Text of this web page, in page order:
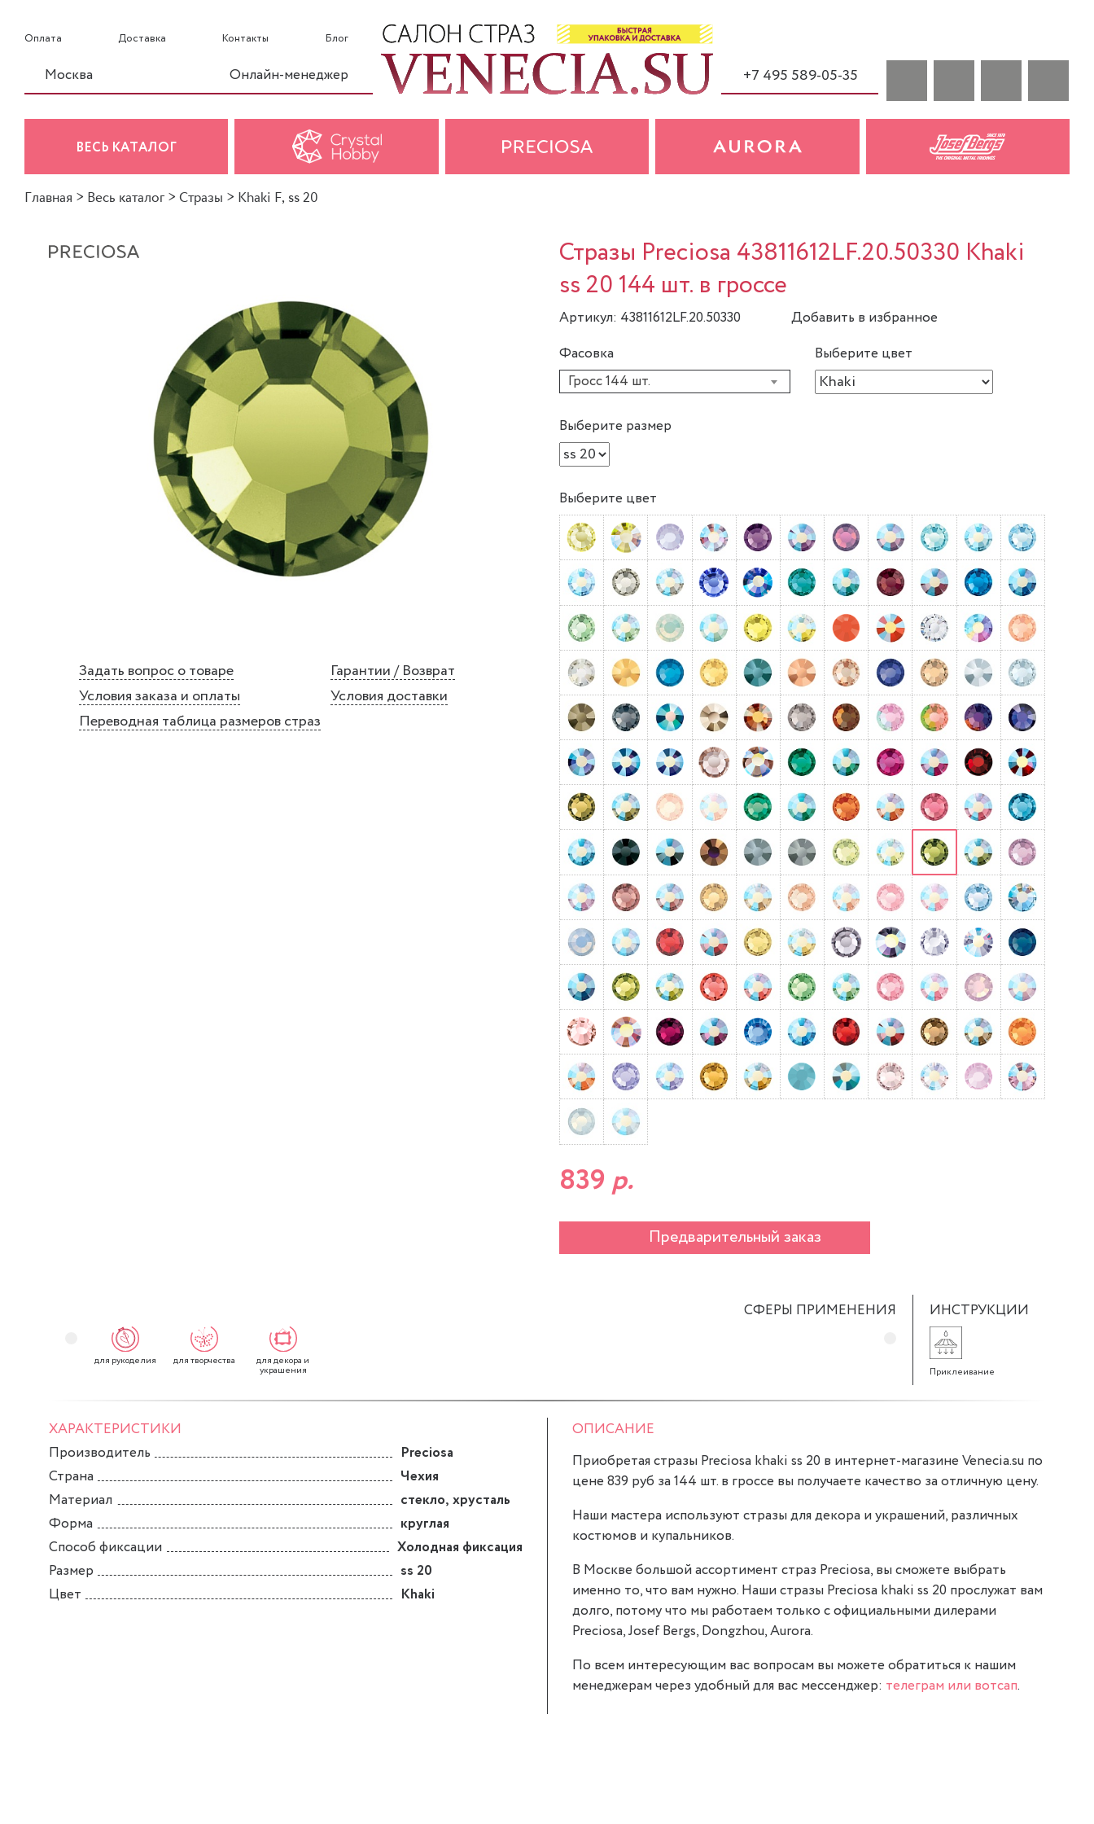
Оплата Доставка Контакты Блог
Москва Онлайн-менеджер +7 495 589-05-35
ВЕСЬ КАТАЛОГ
Главная > Весь каталог > Стразы > Khaki F, ss 20
Задать вопрос о товаре
Гарантии / Возврат
Условия заказа и оплаты
Условия доставки
Переводная таблица размеров страз
Стразы Preciosa 43811612LF.20.50330 Khaki
ss 20 144 шт. в гроссе
Артикул: 43811612LF.20.50330
Добавить в избранное
Фасовка
Гросс 144 шт.
Выберите цвет
Выберите размер
Выберите цвет
839 р.
Предварительный заказ
СФЕРЫ ПРИМЕНЕНИЯ
для рукоделия для творчества для декора и
украшения
ИНСТРУКЦИИ
Приклеивание
ХАРАКТЕРИСТИКИ
Производитель
Preciosa
Страна
Чехия
Материал
стекло, хрусталь
Форма
круглая
Способ фиксации
Холодная фиксация
Размер
ss 20
Цвет
Khaki
ОПИСАНИЕ
Приобретая стразы Preciosa khaki ss 20 в интернет-магазине Venecia.su по
цене 839 руб за 144 шт. в гроссе вы получаете качество за отличную цену.
Наши мастера используют стразы для декора и украшений, различных
костюмов и купальников.
В Москве большой ассортимент страз Preciosa, вы сможете выбрать
именно то, что вам нужно. Наши стразы Preciosa khaki ss 20 прослужат вам
долго, потому что мы работаем только с официальными дилерами
Preciosa, Josef Bergs, Dongzhou, Aurora.
По всем интересующим вас вопросам вы можете обратиться к нашим
менеджерам через удобный для вас мессенджер: телеграм или вотсап.